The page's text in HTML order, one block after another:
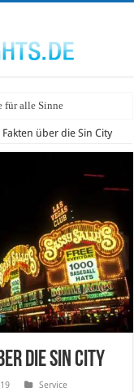
für alle Sinne
Fakten über die Sin City
die Sin City
Service